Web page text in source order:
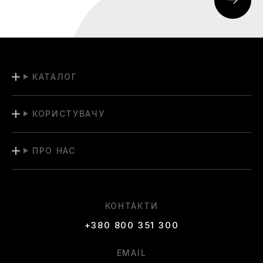
КАТАЛОГ
КОРИСТУВАЧУ
ПРО НАС
КОНТАКТИ
+380 800 351 300
EMAIL